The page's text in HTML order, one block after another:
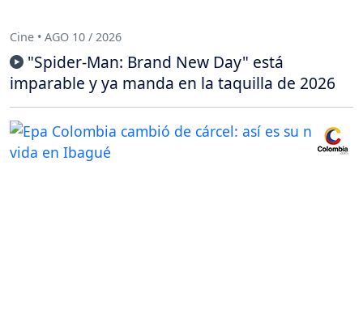
Cine • AGO 10 / 2026
"Spider-Man: Brand New Day" está
imparable y ya manda en la taquilla de 2026